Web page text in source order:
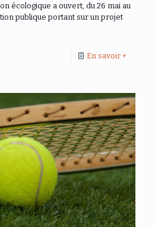
écologique a ouvert, du 26 mai au
publique portant sur un projet
En savoir +